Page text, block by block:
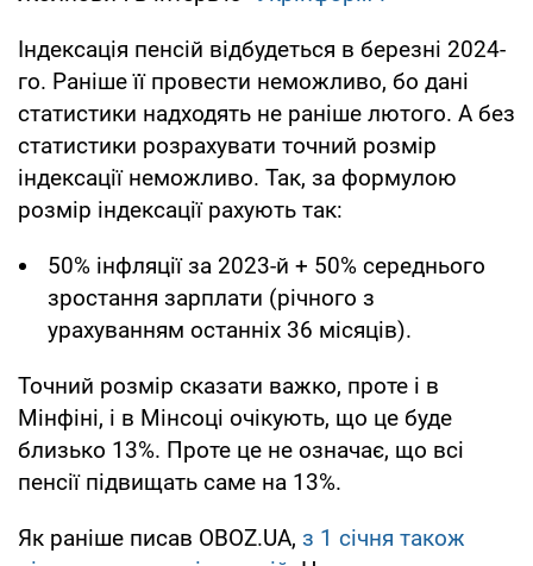
Індексація пенсій відбудеться в березні 2024-
го. Раніше її провести неможливо, бо дані
статистики надходять не раніше лютого. А без
статистики розрахувати точний розмір
індексації неможливо. Так, за формулою
розмір індексації рахують так:
50% інфляції за 2023-й + 50% середнього
зростання зарплати (річного з
урахуванням останніх 36 місяців).
Точний розмір сказати важко, проте і в
Мінфіні, і в Мінсоці очікують, що це буде
близько 13%. Проте це не означає, що всі
пенсії підвищать саме на 13%.
Як раніше писав OBOZ.UA, з 1 січня також